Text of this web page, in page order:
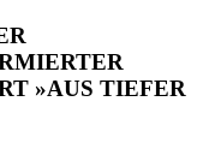
»AUS TIEFER